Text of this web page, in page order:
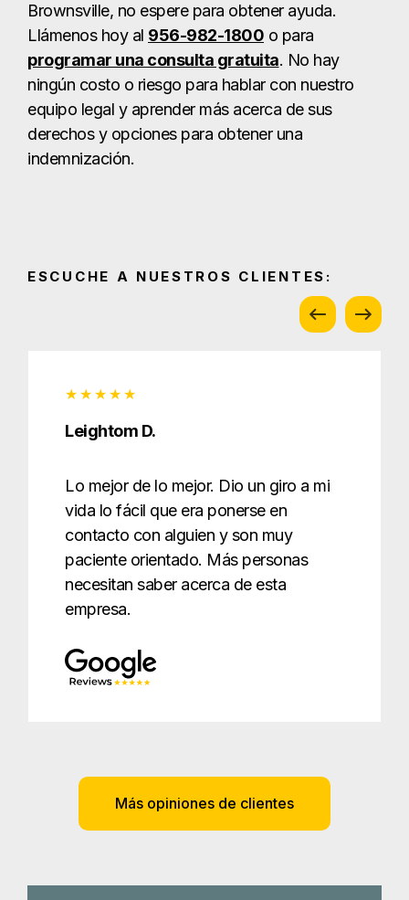
Brownsville, no espere para obtener ayuda.
Llámenos hoy al 956-982-1800 o para
programar una consulta gratuita. No hay
ningún costo o riesgo para hablar con nuestro
equipo legal y aprender más acerca de sus
derechos y opciones para obtener una
indemnización.
ESCUCHE A NUESTROS CLIENTES:
Leightom D.
Lo mejor de lo mejor. Dio un giro a mi
vida lo fácil que era ponerse en
contacto con alguien y son muy
paciente orientado. Más personas
necesitan saber acerca de esta
empresa.
Más opiniones de clientes